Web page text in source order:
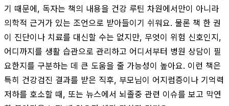
기 때문에, 독자는 책의 내용을 건강 루틴 차원에서만이 아니라
의학적 근거가 있는 조언으로 받아들이기 쉬워요. 물론 책 한 권
이 진단이나 치료를 대신할 수는 없지만, 무엇이 위험 신호인지,
어디까지를 생활 습관으로 관리하고 어디서부터 병원 상담이 필
요한지를 구분하는 데 큰 도움을 줄 가능성이 높아요. 이런 책은
특히 건강검진 결과를 받은 직후, 부모님이 어지럼증이나 기억력
저하를 호소할 때, 또는 뉴스에서 뇌졸중 관련 이슈를 보고 막연